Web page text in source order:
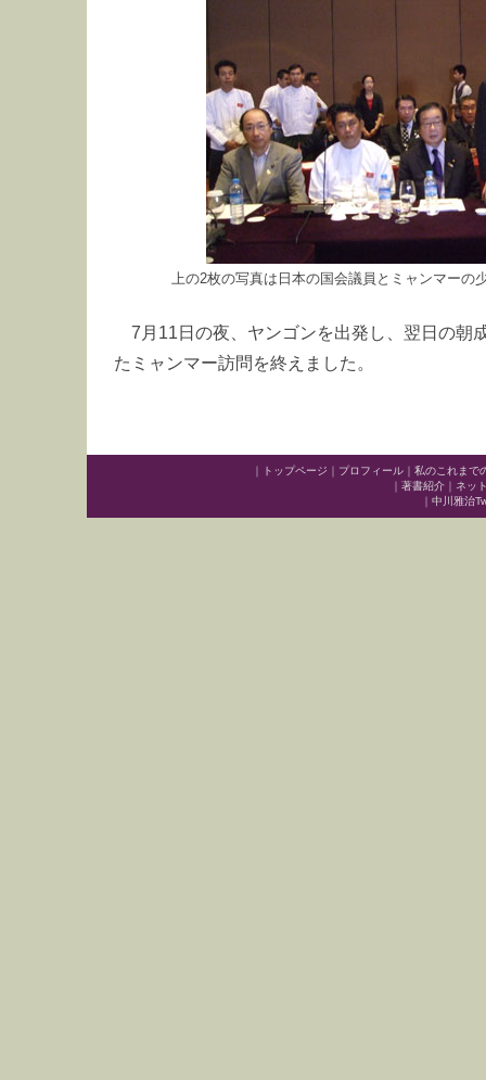
上の2枚の写真は日本の国会議員とミャンマーの
7月11日の夜、ヤンゴンを出発し、翌日の朝
たミャンマー訪問を終えました。
｜ トップページ ｜ プロフィール ｜ 私のこれまで
｜ 著書紹介 ｜ ネッ
｜ 中川雅治